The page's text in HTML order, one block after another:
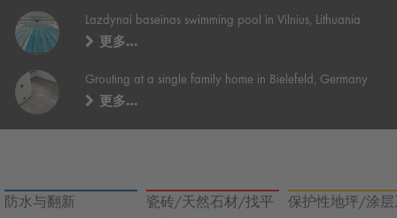
Lazdynai baseinas swimming pool in Vilnius, Lithuania
更多…
Grouting at a single family home in Bielefeld, Germany
更多…
防水与翻新
瓷砖/天然石材/找平
保护性地坪/涂层